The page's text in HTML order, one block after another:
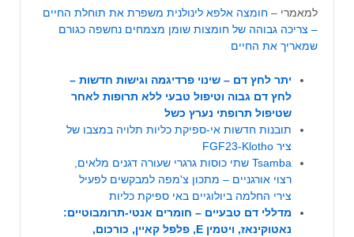
למאמרי – חומצה אלפא לינולנית משפרת את תוחלת החיים
– צריכה גבוהה של חומצות שומן מצמחים נחשפה כגורם
שמאריך את החיים
יתר לחץ דם – שינוי פרדיגמה וגישות חדשות –
לחץ דם גבוה וטיפול טבעי ללא תרופות לאחר
שטיפול תרופתי נערץ כשל
תובנות חדשות אי-ספיקת כליות תלויה במצבו של
ציר FGF23-Klotho
Tsamba שתי כוסות גרגרי שעורה דגנים מלאים,
רצוי אורגניים – מתכון צ'מפה למבקשים לפעיל
צירי החלמה ביולוגיים באי ספיקת כליות
מדללי דם טבעיים – חומרים אנטי-תרומבוטיים:
נאטוקינאז, ויטמין E, פלפל קאיין, כורכום,